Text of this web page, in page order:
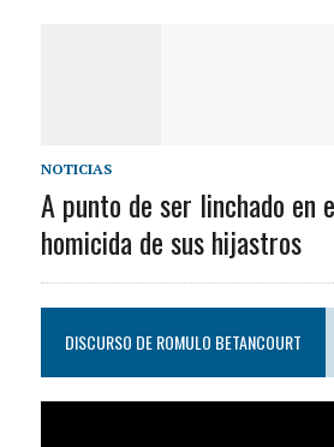
NOTICIAS
A punto de ser linchado en
homicida de sus hijastros
DISCURSO DE ROMULO BETANCOURT